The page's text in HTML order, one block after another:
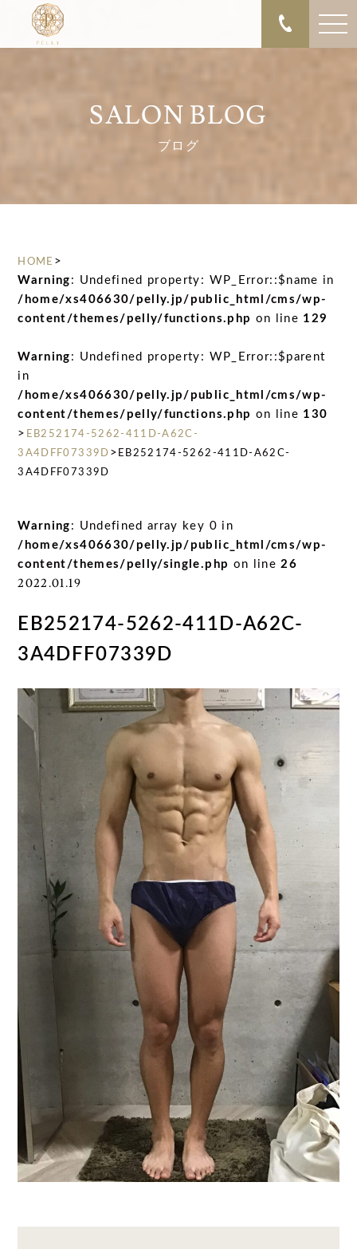
SALON BLOG
ブログ
HOME >
Warning : Undefined property: WP_Error::$name in
/home/xs406630/pelly.jp/public_html/cms/wp-
content/themes/pelly/functions.php on line 129
Warning : Undefined property: WP_Error::$parent
in
/home/xs406630/pelly.jp/public_html/cms/wp-
content/themes/pelly/functions.php on line 130
> EB252174-5262-411D-A62C-
3A4DFF07339D > EB252174-5262-411D-A62C-
3A4DFF07339D
Warning : Undefined array key 0 in
/home/xs406630/pelly.jp/public_html/cms/wp-
content/themes/pelly/single.php on line26
2022.01.19
EB252174-5262-411D-A62C-
3A4DFF07339D